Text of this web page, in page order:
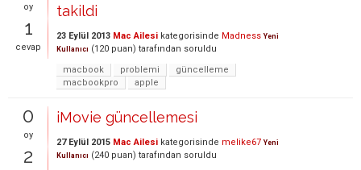
oy
1
cevap
takildi
23 Eylül 2013 Mac Ailesi kategorisinde Madness Yeni
Kullanıcı (120 puan) tarafından soruldu
macbook
problemi
güncelleme
macbookpro
apple
0
oy
2
iMovie güncellemesi
27 Eylül 2015 Mac Ailesi kategorisinde melike67 Yeni
Kullanıcı (240 puan) tarafından soruldu